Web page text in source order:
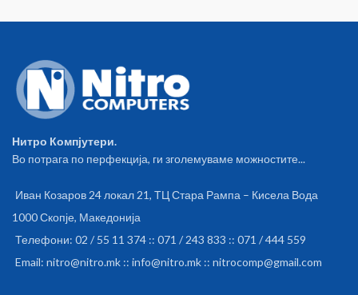
Нитро Компјутери.
Во потрага по перфекција, ги зголемуваме можностите...
Иван Козаров 24 локал 21, ТЦ Стара Рампа – Кисела Вода
1000 Скопје, Македонија
Телефони: 02 / 55 11 374 :: 071 / 243 833 :: 071 / 444 559
Email: nitro@nitro.mk :: info@nitro.mk :: nitrocomp@gmail.com